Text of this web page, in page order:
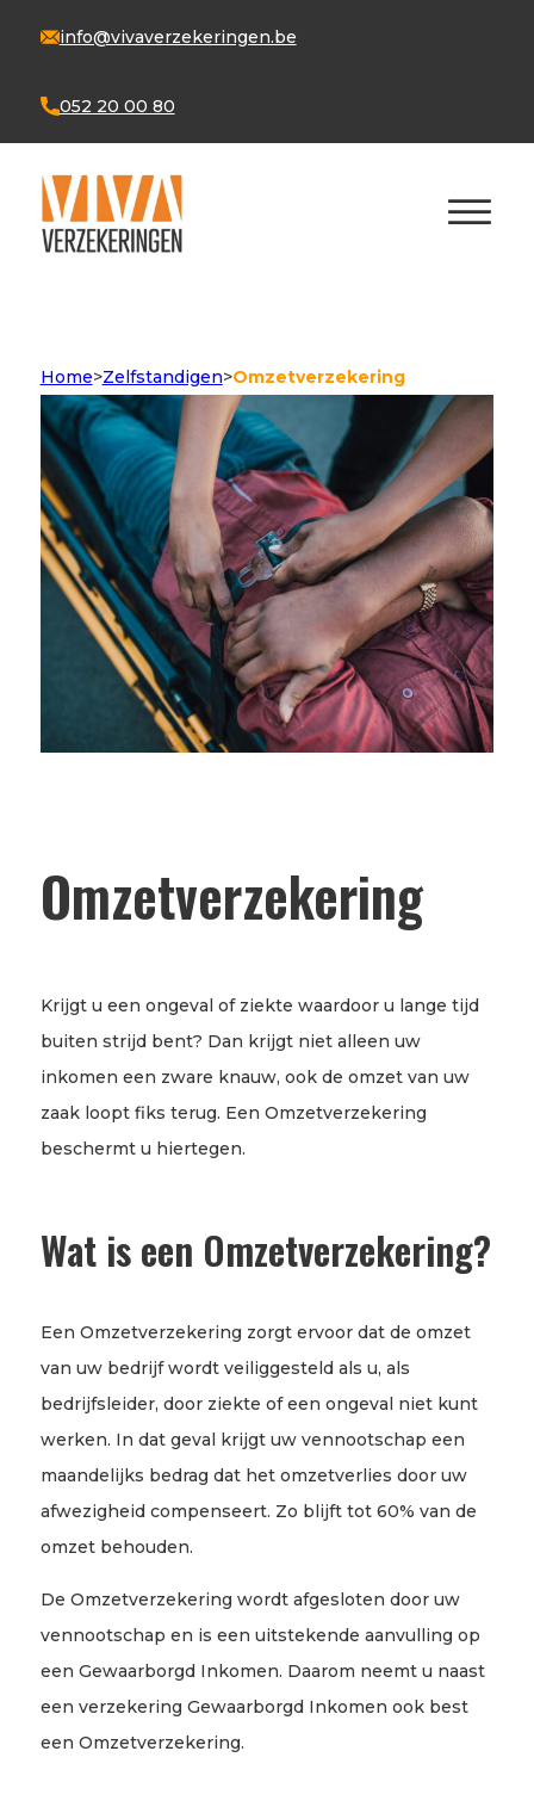
info@vivaverzekeringen.be
052 20 00 80
Home>Zelfstandigen>Omzetverzekering
Omzetverzekering
Krijgt u een ongeval of ziekte waardoor u lange tijd
buiten strijd bent? Dan krijgt niet alleen uw
inkomen een zware knauw, ook de omzet van uw
zaak loopt fiks terug. Een Omzetverzekering
beschermt u hiertegen.
Wat is een Omzetverzekering?
Een Omzetverzekering zorgt ervoor dat de omzet
van uw bedrijf wordt veiliggesteld als u, als
bedrijfsleider, door ziekte of een ongeval niet kunt
werken. In dat geval krijgt uw vennootschap een
maandelijks bedrag dat het omzetverlies door uw
afwezigheid compenseert. Zo blijft tot 60% van de
omzet behouden.
De Omzetverzekering wordt afgesloten door uw
vennootschap en is een uitstekende aanvulling op
een Gewaarborgd Inkomen. Daarom neemt u naast
een verzekering Gewaarborgd Inkomen ook best
een Omzetverzekering.